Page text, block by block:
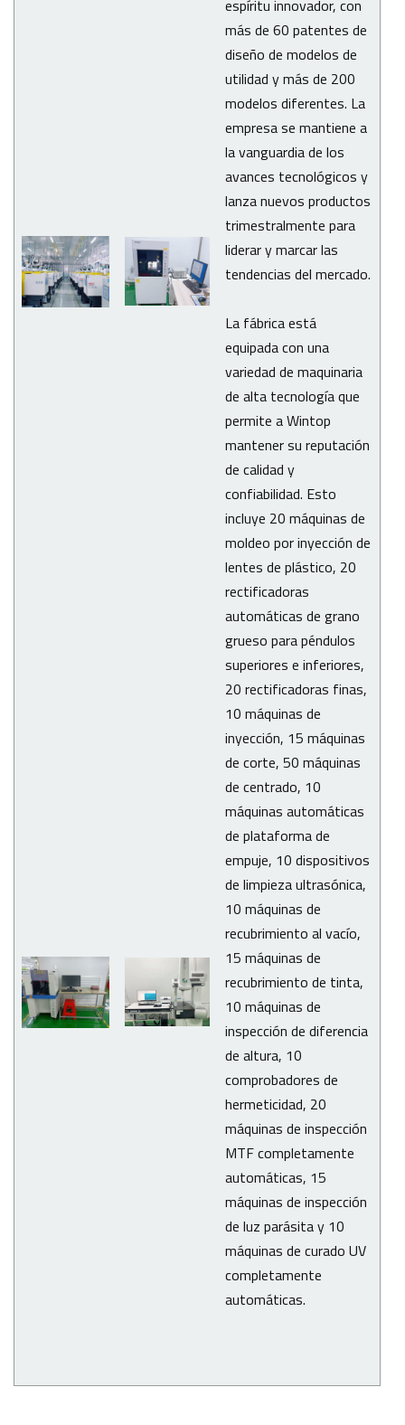
espíritu innovador, con
más de 60 patentes de
diseño de modelos de
utilidad y más de 200
modelos diferentes. La
empresa se mantiene a
la vanguardia de los
avances tecnológicos y
lanza nuevos productos
trimestralmente para
liderar y marcar las
tendencias del mercado.
La fábrica está
equipada con una
variedad de maquinaria
de alta tecnología que
permite a Wintop
mantener su reputación
de calidad y
confiabilidad. Esto
incluye 20 máquinas de
moldeo por inyección de
lentes de plástico, 20
rectificadoras
automáticas de grano
grueso para péndulos
superiores e inferiores,
20 rectificadoras finas,
10 máquinas de
inyección, 15 máquinas
de corte, 50 máquinas
de centrado, 10
máquinas automáticas
de plataforma de
empuje, 10 dispositivos
de limpieza ultrasónica,
10 máquinas de
recubrimiento al vacío,
15 máquinas de
recubrimiento de tinta,
10 máquinas de
inspección de diferencia
de altura, 10
comprobadores de
hermeticidad, 20
máquinas de inspección
MTF completamente
automáticas, 15
máquinas de inspección
de luz parásita y 10
máquinas de curado UV
completamente
automáticas.